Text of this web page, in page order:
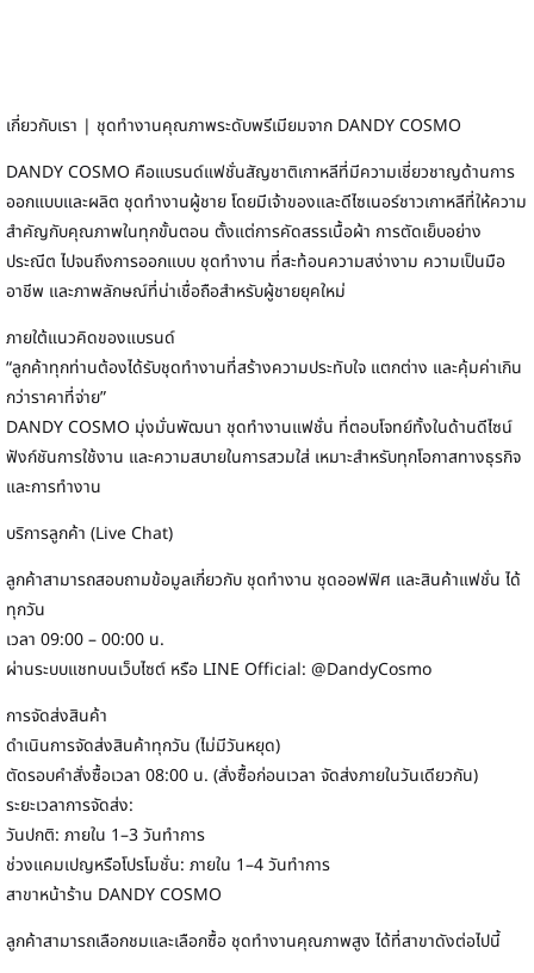
เกี่ยวกับเรา | ชุดทำงานคุณภาพระดับพรีเมียมจาก DANDY COSMO
DANDY COSMO คือแบรนด์แฟชั่นสัญชาติเกาหลีที่มีความเชี่ยวชาญด้านการ
ออกแบบและผลิต ชุดทำงานผู้ชาย โดยมีเจ้าของและดีไซเนอร์ชาวเกาหลีที่ให้ความ
สำคัญกับคุณภาพในทุกขั้นตอน ตั้งแต่การคัดสรรเนื้อผ้า การตัดเย็บอย่าง
ประณีต ไปจนถึงการออกแบบ ชุดทำงาน ที่สะท้อนความสง่างาม ความเป็นมือ
อาชีพ และภาพลักษณ์ที่น่าเชื่อถือสำหรับผู้ชายยุคใหม่
ภายใต้แนวคิดของแบรนด์
“ลูกค้าทุกท่านต้องได้รับชุดทำงานที่สร้างความประทับใจ แตกต่าง และคุ้มค่าเกิน
กว่าราคาที่จ่าย”
DANDY COSMO มุ่งมั่นพัฒนา ชุดทำงานแฟชั่น ที่ตอบโจทย์ทั้งในด้านดีไซน์
ฟังก์ชันการใช้งาน และความสบายในการสวมใส่ เหมาะสำหรับทุกโอกาสทางธุรกิจ
และการทำงาน
บริการลูกค้า (Live Chat)
ลูกค้าสามารถสอบถามข้อมูลเกี่ยวกับ ชุดทำงาน ชุดออฟฟิศ และสินค้าแฟชั่น ได้
ทุกวัน
เวลา 09:00 – 00:00 น.
ผ่านระบบแชทบนเว็บไซต์ หรือ LINE Official: @DandyCosmo
การจัดส่งสินค้า
ดำเนินการจัดส่งสินค้าทุกวัน (ไม่มีวันหยุด)
ตัดรอบคำสั่งซื้อเวลา 08:00 น. (สั่งซื้อก่อนเวลา จัดส่งภายในวันเดียวกัน)
ระยะเวลาการจัดส่ง:
วันปกติ: ภายใน 1–3 วันทำการ
ช่วงแคมเปญหรือโปรโมชั่น: ภายใน 1–4 วันทำการ
สาขาหน้าร้าน DANDY COSMO
ลูกค้าสามารถเลือกชมและเลือกซื้อ ชุดทำงานคุณภาพสูง ได้ที่สาขาดังต่อไปนี้